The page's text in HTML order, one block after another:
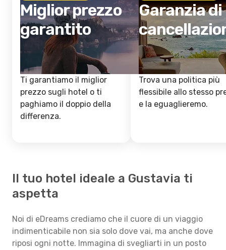
Miglior prezzo
garantito
Ti garantiamo il miglior
prezzo sugli hotel o ti
paghiamo il doppio della
differenza.
Garanzia di
Trova una politica più
flessibile allo stesso
e la eguaglieremo.
Il tuo hotel ideale a Gustavia ti
aspetta
Noi di eDreams crediamo che il cuore di un viaggio
indimenticabile non sia solo dove vai, ma anche dove
riposi ogni notte. Immagina di svegliarti in un posto